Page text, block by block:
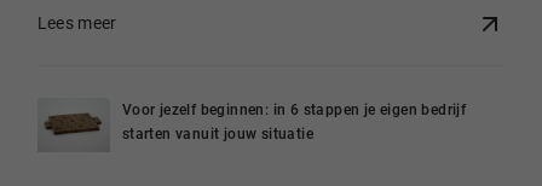
Lees meer
Voor jezelf beginnen: in 6 stappen je eigen bedrijf
starten vanuit jouw situatie